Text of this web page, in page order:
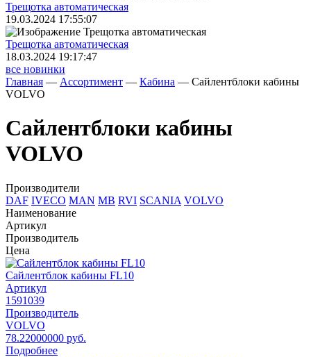
Трещoтка автоматическая
19.03.2024 17:55:07
Трещoтка автоматическая
18.03.2024 19:17:47
все новинки
Главная — Ассортимент — Кабина — Сайлентблоки кабины
VOLVO
Сайлентблоки кабины
VOLVO
Производители
DAF IVECO MAN MB RVI SCANIA VOLVO
Наименование
Артикул
Производитель
Цена
Сайлентблок кабины FL10
Артикул
1591039
Производитель
VOLVO
78.22000000 руб.
Подробнее